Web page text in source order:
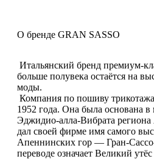
О бренде GRAN SASSO
Итальянский бренд премиум-
больше полувека остаётся на
моды.
Компания по пошиву
1952 года. Она была основана
Эджидио-алла-Вибрата
дал своей фирме имя самого
Апеннинских гор — Гран-
переводе означает Великий утёс